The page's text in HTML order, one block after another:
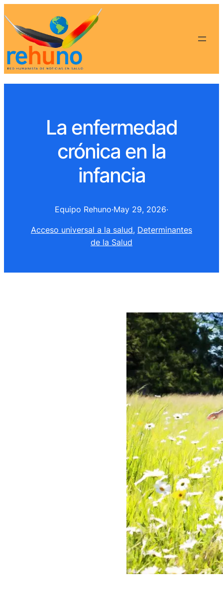
La enfermedad
crónica en la
infancia
Equipo Rehuno·May 29, 2026·
Acceso universal a la salud, Determinantes
de la Salud